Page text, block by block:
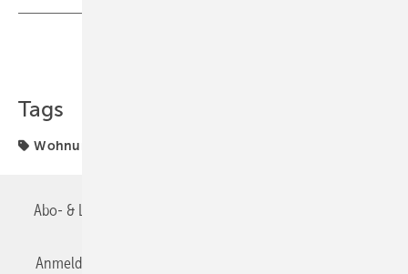
Tags
Wohnungsneubau
Abo- & Leserservice
Anmelden